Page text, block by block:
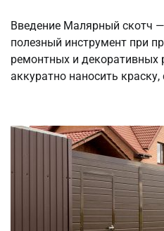
Введение Малярный скотч
полезный инструмент при
ремонтных и декоративных
аккуратно наносить